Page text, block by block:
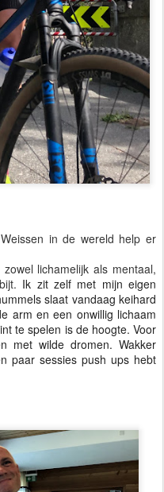
in de wereld help er
lichamelijk als mentaal,
Ik zit zelf met mijn eigen
slaat vandaag keihard
arm en een onwillig lichaam
te spelen is de hoogte. Voor
met wilde dromen. Wakker
paar sessies push ups hebt